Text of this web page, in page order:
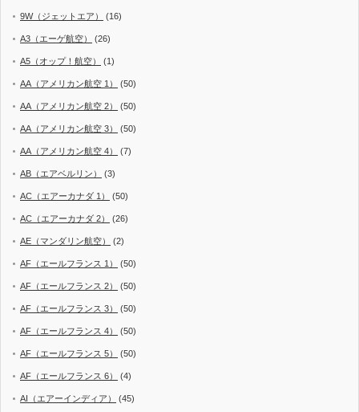
9W（ジェットエア） (16)
A3（エーゲ航空） (26)
A5（オップ！航空） (1)
AA（アメリカン航空 1） (50)
AA（アメリカン航空 2） (50)
AA（アメリカン航空 3） (50)
AA（アメリカン航空 4） (7)
AB（エアベルリン） (3)
AC（エアーカナダ 1） (50)
AC（エアーカナダ 2） (26)
AE（マンダリン航空） (2)
AF（エールフランス 1） (50)
AF（エールフランス 2） (50)
AF（エールフランス 3） (50)
AF（エールフランス 4） (50)
AF（エールフランス 5） (50)
AF（エールフランス 6） (4)
AI（エアーインディア） (45)